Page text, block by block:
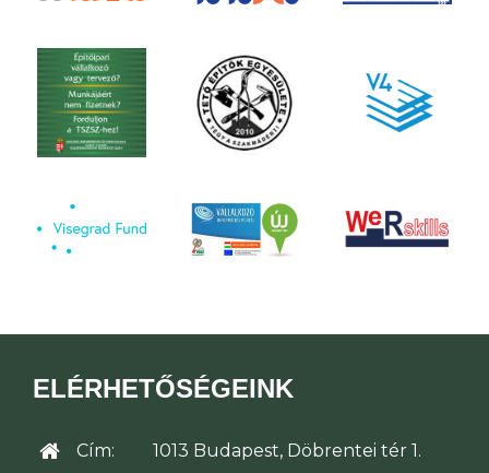
ELÉRHETŐSÉGEINK
Cím: 1013 Budapest, Döbrentei tér 1.